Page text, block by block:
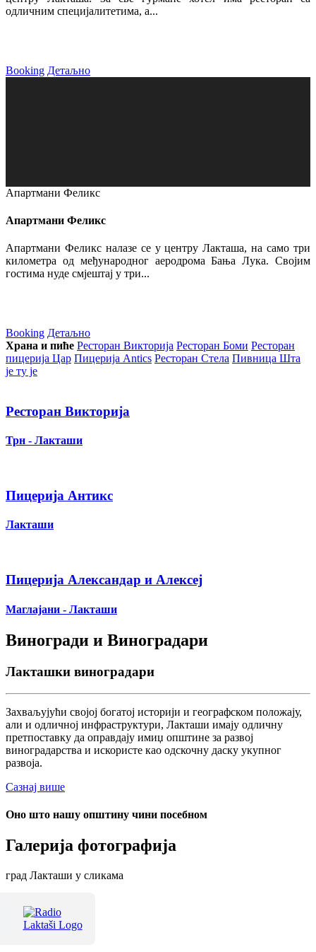
одличним специјалитетима, а...
Booking Детаљно
Апартмани Феликс
Апартмани Феликс
Апартмани Феликс налазе се у центру Лакташа, на само три
километра од међународног аеродрома Бања Лука. Својим
гостима нуде смјештај у три...
Booking Детаљно
Храна и пиће Ресторан Викторија Ресторан Боми Ресторан
пицерија Цар Пицерија Аntics Ресторан Стела Пивница Шта
је ту је
Ресторан Викторија
Трн - Лакташи
Пицерија Антикс
Лакташи
Пицерија Александар и Алексеј
Маглајани - Лакташи
Виногради и Виноградари
Лакташки виноградари
Захваљујући својој богатој историји и географском положају,
али и одличној инфраструктури, Лакташи имају одличну
претпоставку да оправдају имиџ општине за развој
виноградарства и искористе као одскочну даску укупног
развоја.
Сазнај више
Оно што нашу општину чини посебном
Галерија фотографија
град Лакташи у сликама
Терме Лакташи